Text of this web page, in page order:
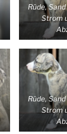
Rüde,
Strom
Rüde,
Strom